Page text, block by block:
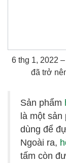
6 thg 1, 2022
đã trở
Sản phẩm
là một sản
dùng để
Ngoài ra,
tấm còn